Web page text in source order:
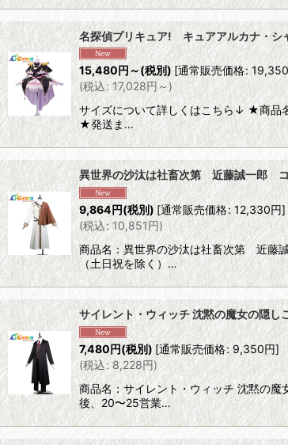
名探偵プリキュア! キュアアルカナ・
15,480円～(税別)[通常販売価格: 19,350
(税込: 17,028円～)
サイズについて詳しくはこちら↓ ★商
★発送ま…
異世界の沙汰は社畜次第 近藤誠一郎
9,864円(税別)[通常販売価格: 12,330円]
(税込: 10,851円)
商品名：異世界の沙汰は社畜次第 近藤
（土日祝を除く）…
サイレント・ウィッチ 沈黙の魔女の隠
7,480円(税別)[通常販売価格: 9,350円]
(税込: 8,228円)
商品名：サイレント・ウィッチ 沈黙の
後、20〜25営業…